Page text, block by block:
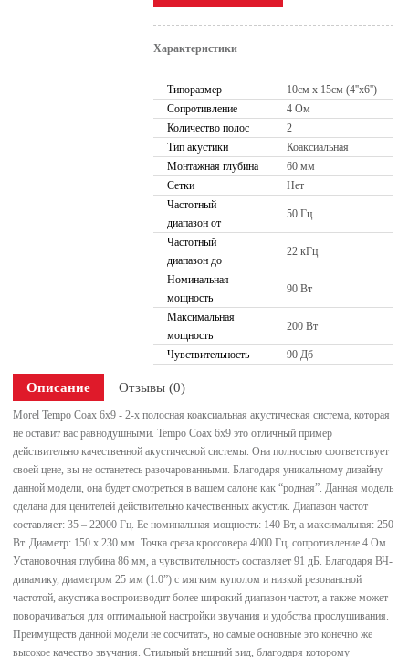
Характеристики
Типоразмер
10см x 15см (4''x6'')
Сопротивление
4 Ом
Количество полос
2
Тип акустики
Коаксиальная
Монтажная глубина
60 мм
Сетки
Нет
Частотный
диапазон от
50 Гц
Частотный
диапазон до
22 кГц
Номинальная
мощность
90 Вт
Максимальная
мощность
200 Вт
Чувствительность 90 Дб
Описание Отзывы (0)
Morel Tempo Coax 6x9 - 2-х полосная коаксиальная акустическая система, которая
не оставит вас равнодушными. Tempo Coax 6x9 это отличный пример
действительно качественной акустической системы. Она полностью соответствует
своей цене, вы не останетесь разочарованными. Благодаря уникальному дизайну
данной модели, она будет смотреться в вашем салоне как “родная”. Данная модель
сделана для ценителей действительно качественных акустик. Диапазон частот
составляет: 35 – 22000 Гц. Ее номинальная мощность: 140 Вт, а максимальная: 250
Вт. Диаметр: 150 х 230 мм. Точка среза кроссовера 4000 Гц, сопротивление 4 Ом.
Установочная глубина 86 мм, а чувствительность составляет 91 дБ. Благодаря ВЧ-
динамику, диаметром 25 мм (1.0”) с мягким куполом и низкой резонансной
частотой, акустика воспроизводит более широкий диапазон частот, а также может
поворачиваться для оптимальной настройки звучания и удобства прослушивания.
Преимуществ данной модели не сосчитать, но самые основные это конечно же
высокое качество звучания. Стильный внешний вид, благодаря которому